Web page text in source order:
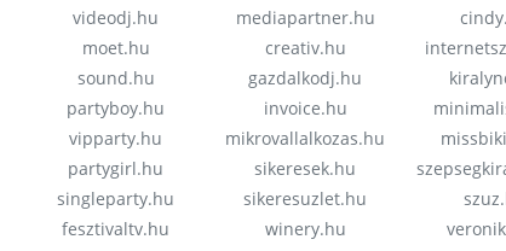
videodj.hu
moet.hu
sound.hu
partyboy.hu
vipparty.hu
partygirl.hu
singleparty.hu
fesztivaltv.hu
mediapartner.hu
creativ.hu
gazdalkodj.hu
invoice.hu
mikrovallalkozas.hu
sikeresek.hu
sikeresuzlet.hu
winery.hu